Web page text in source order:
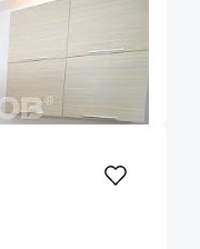
Astra